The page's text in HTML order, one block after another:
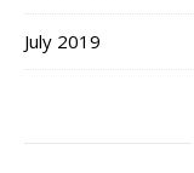
July 2019